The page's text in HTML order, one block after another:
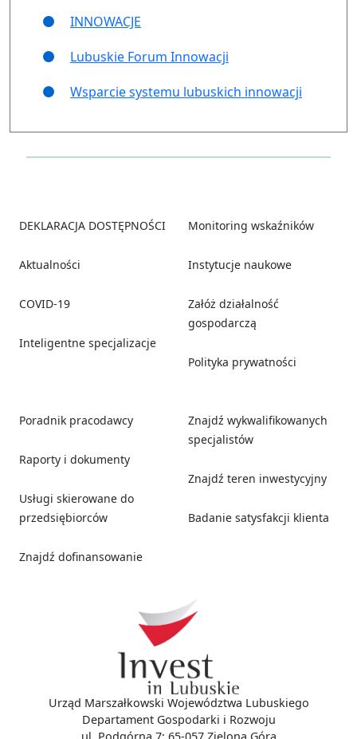
INNOWACJE
Lubuskie Forum Innowacji
Wsparcie systemu lubuskich innowacji
DEKLARACJA DOSTĘPNOŚCI
Aktualności
COVID-19
Inteligentne specjalizacje
Monitoring wskaźników
Instytucje naukowe
Załóż działalność
gospodarczą
Polityka prywatności
Poradnik pracodawcy
Raporty i dokumenty
Usługi skierowane do
przedsiębiorców
Znajdź dofinansowanie
Znajdź wykwalifikowanych
specjalistów
Znajdź teren inwestycyjny
Badanie satysfakcji klienta
Urząd Marszałkowski Województwa Lubuskiego
Departament Gospodarki i Rozwoju